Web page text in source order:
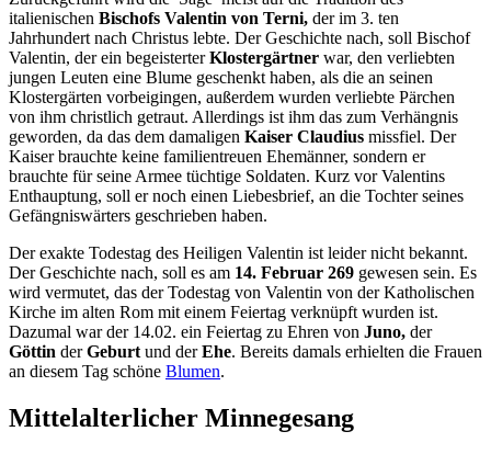
italienischen Bischofs Valentin von Terni, der im 3. ten
Jahrhundert nach Christus lebte. Der Geschichte nach, soll Bischof
Valentin, der ein begeisterterKlostergärtner war, den verliebten
jungen Leuten eine Blume geschenkt haben, als die an seinen
Klostergärten vorbeigingen, außerdem wurden verliebte Pärchen
von ihm christlich getraut. Allerdings ist ihm das zum Verhängnis
geworden, da das dem damaligen Kaiser Claudius missfiel. Der
Kaiser brauchte keine familientreuen Ehemänner, sondern er
brauchte für seine Armee tüchtige Soldaten. Kurz vor Valentins
Enthauptung, soll er noch einen Liebesbrief, an die Tochter seines
Gefängniswärters geschrieben haben.
Der exakte Todestag des Heiligen Valentin ist leider nicht bekannt.
Der Geschichte nach, soll es am 14. Februar 269 gewesen sein. Es
wird vermutet, das der Todestag von Valentin von der Katholischen
Kirche im alten Rom mit einem Feiertag verknüpft wurden ist.
Dazumal war der 14.02. ein Feiertag zu Ehren von Juno, der
Göttin derGeburt und derEhe. Bereits damals erhielten die Frauen
an diesem Tag schöne Blumen.
Mittelalterlicher Minnegesang